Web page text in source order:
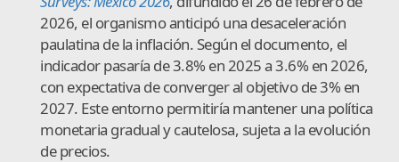
2026, el organismo anticipó una desaceleración
paulatina de la inflación. Según el documento, el
indicador pasaría de 3.8% en 2025 a 3.6% en 2026,
con expectativa de converger al objetivo de 3% en
2027. Este entorno permitiría mantener una política
monetaria gradual y cautelosa, sujeta a la evolución
de precios.